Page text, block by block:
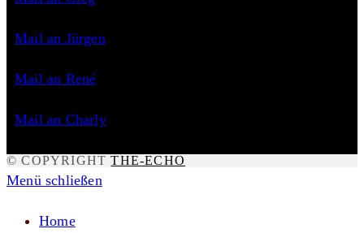
Mail an Jürgen
Mail an René
Mail an Charly
© COPYRIGHTTHE-ECHO
Menü schließen
Home